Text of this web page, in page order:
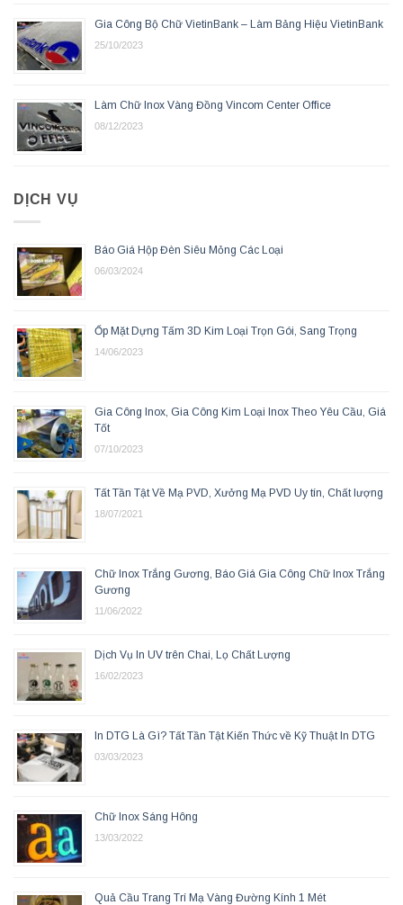
Gia Công Bộ Chữ VietinBank – Làm Bảng Hiệu VietinBank
25/10/2023
Làm Chữ Inox Vàng Đồng Vincom Center Office
08/12/2023
DỊCH VỤ
Báo Giá Hộp Đèn Siêu Mỏng Các Loại
06/03/2024
Ốp Mặt Dựng Tấm 3D Kim Loại Trọn Gói, Sang Trọng
14/06/2023
Gia Công Inox, Gia Công Kim Loại Inox Theo Yêu Cầu, Giá
Tốt
07/10/2023
Tất Tần Tật Về Mạ PVD, Xưởng Mạ PVD Uy tín, Chất lượng
18/07/2021
Chữ Inox Trắng Gương, Báo Giá Gia Công Chữ Inox Trắng
Gương
11/06/2022
Dịch Vụ In UV trên Chai, Lọ Chất Lượng
16/02/2023
In DTG Là Gì? Tất Tần Tật Kiến Thức về Kỹ Thuật In DTG
03/03/2023
Chữ Inox Sáng Hông
13/03/2022
Quả Cầu Trang Trí Mạ Vàng Đường Kính 1 Mét